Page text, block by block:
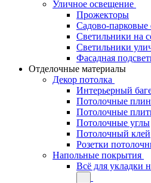
Уличное освещение
Прожекторы
Садово-парковые
Светильники на
Светильники
Фасадная
Отделочные материалы
Декор потолка
Интерьерный
Потолочные
Потолочные
Потолочные углы
Потолочный клей
Розетки
Напольные покрытия
Всё для укладки